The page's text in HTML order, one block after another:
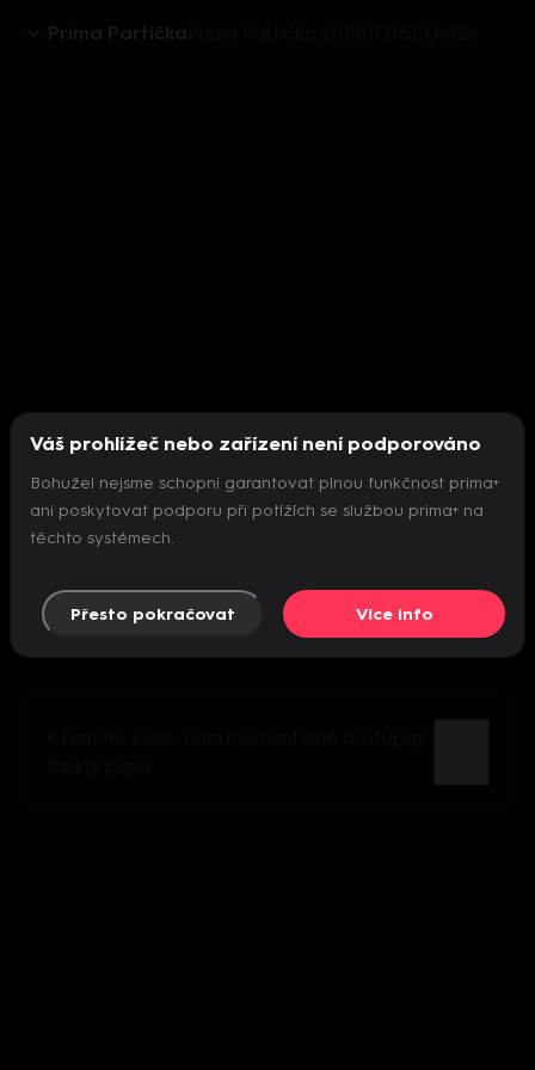
Prima Partička
Nepodařilo se inicializovat přehrávač
Váš prohlížeč nebo zařízení není podporováno
Bohužel nejsme schopni garantovat plnou funkčnost prima+
ani poskytovat podporu při potížích se službou prima+ na
těchto systémech.
Přesto pokračovat Více info